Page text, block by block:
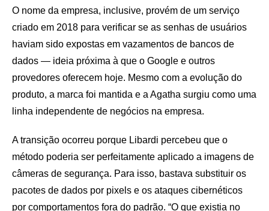
O nome da empresa, inclusive, provém de um serviço
criado em 2018 para verificar se as senhas de usuários
haviam sido expostas em vazamentos de bancos de
dados — ideia próxima à que o Google e outros
provedores oferecem hoje. Mesmo com a evolução do
produto, a marca foi mantida e a Agatha surgiu como uma
linha independente de negócios na empresa.
A transição ocorreu porque Libardi percebeu que o
método poderia ser perfeitamente aplicado a imagens de
câmeras de segurança. Para isso, bastava substituir os
pacotes de dados por pixels e os ataques cibernéticos
por comportamentos fora do padrão. “O que existia no